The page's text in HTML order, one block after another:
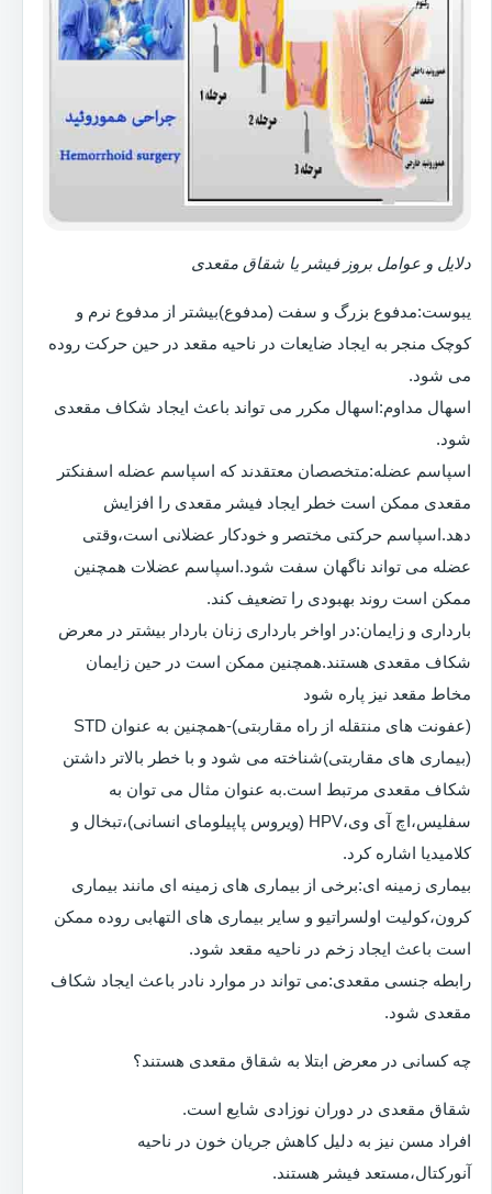
دلایل و عوامل بروز فیشر یا شقاق مقعدی
یبوست:مدفوع بزرگ و سفت (مدفوع)بیشتر از مدفوع نرم و
کوچک منجر به ایجاد ضایعات در ناحیه مقعد در حین حرکت روده
می شود.
اسهال مداوم:اسهال مکرر می تواند باعث ایجاد شکاف مقعدی
شود.
اسپاسم عضله:متخصصان معتقدند که اسپاسم عضله اسفنکتر
مقعدی ممکن است خطر ایجاد فیشر مقعدی را افزایش
دهد.اسپاسم حرکتی مختصر و خودکار عضلانی است،وقتی
عضله می تواند ناگهان سفت شود.اسپاسم عضلات همچنین
ممکن است روند بهبودی را تضعیف کند.
بارداری و زایمان:در اواخر بارداری زنان باردار بیشتر در معرض
شکاف مقعدی هستند.همچنین ممکن است در حین زایمان
مخاط مقعد نیز پاره شود
(عفونت های منتقله از راه مقاربتی)-همچنین به عنوان STD
(بیماری های مقاربتی)شناخته می شود و با خطر بالاتر داشتن
شکاف مقعدی مرتبط است.به عنوان مثال می توان به
سفلیس،اچ آی وی،HPV (ویروس پاپیلومای انسانی)،تبخال و
کلامیدیا اشاره کرد.
بیماری زمینه ای:برخی از بیماری های زمینه ای مانند بیماری
کرون،کولیت اولسراتیو و سایر بیماری های التهابی روده ممکن
است باعث ایجاد زخم در ناحیه مقعد شود.
رابطه جنسی مقعدی:می تواند در موارد نادر باعث ایجاد شکاف
مقعدی شود.
چه کسانی در معرض ابتلا به شقاق مقعدی هستند؟
شقاق مقعدی در دوران نوزادی شایع است.
افراد مسن نیز به دلیل کاهش جریان خون در ناحیه
آنورکتال،مستعد فیشر هستند.